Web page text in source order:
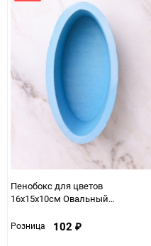
Пенобокс для цветов
16х15х10см Овальный
Розница 102 ₽